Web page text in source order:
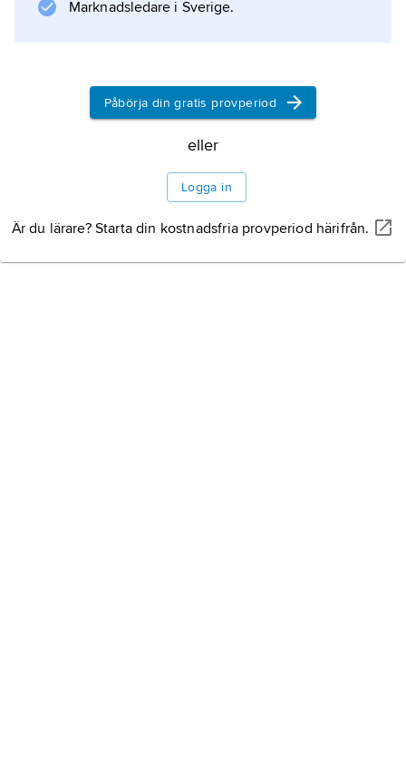
Marknadsledare i Sverige.
Påbörja din gratis provperiod
eller
Logga in
Är du lärare? Starta din kostnadsfria provperiod härifrån.